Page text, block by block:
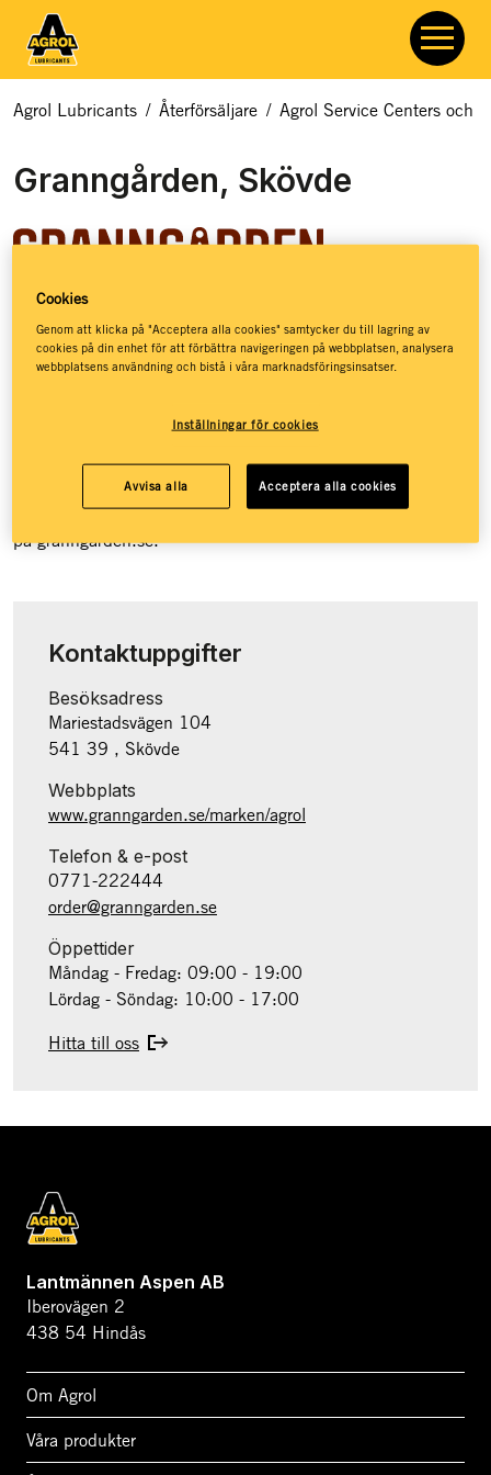
Agrol Lubricants / Återförsäljare / Agrol Service Centers och
Granngården, Skövde
Granngården hjälper dig med allt som rör odling, djur och
natur. Hos Granngården hittar du ett basutbud av
jordnära liv. Granngården har stöttat drömmar sedan 1880,
då de öppnade sin första lilla gårdshandel på den
småländska landsbygden. Idag, mer än 140 år senare, har
Granngården över 100 butiker runt om i landet och e-handel
på granngården.se.
Kontaktuppgifter
Besöksadress
Mariestadsvägen 104
541 39 , Skövde
Webbplats
www.granngarden.se/marken/agrol
Telefon & e-post
0771-222444
order@granngarden.se
Öppettider
Måndag - Fredag: 09:00 - 19:00
Lördag - Söndag: 10:00 - 17:00
Hitta till oss
Lantmännen Aspen AB
Iberovägen 2
438 54 Hindås
Om Agrol
Våra produkter
Cookies
Genom att klicka på "Acceptera alla cookies" samtycker du till lagring av
cookies på din enhet för att förbättra navigeringen på webbplatsen, analysera
webbplatsens användning och bistå i våra marknadsföringsinsatser.
Inställningar för cookies
Avvisa alla Acceptera alla cookies